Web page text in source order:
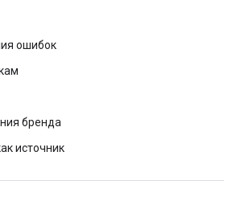
ошибок
бренда
источник